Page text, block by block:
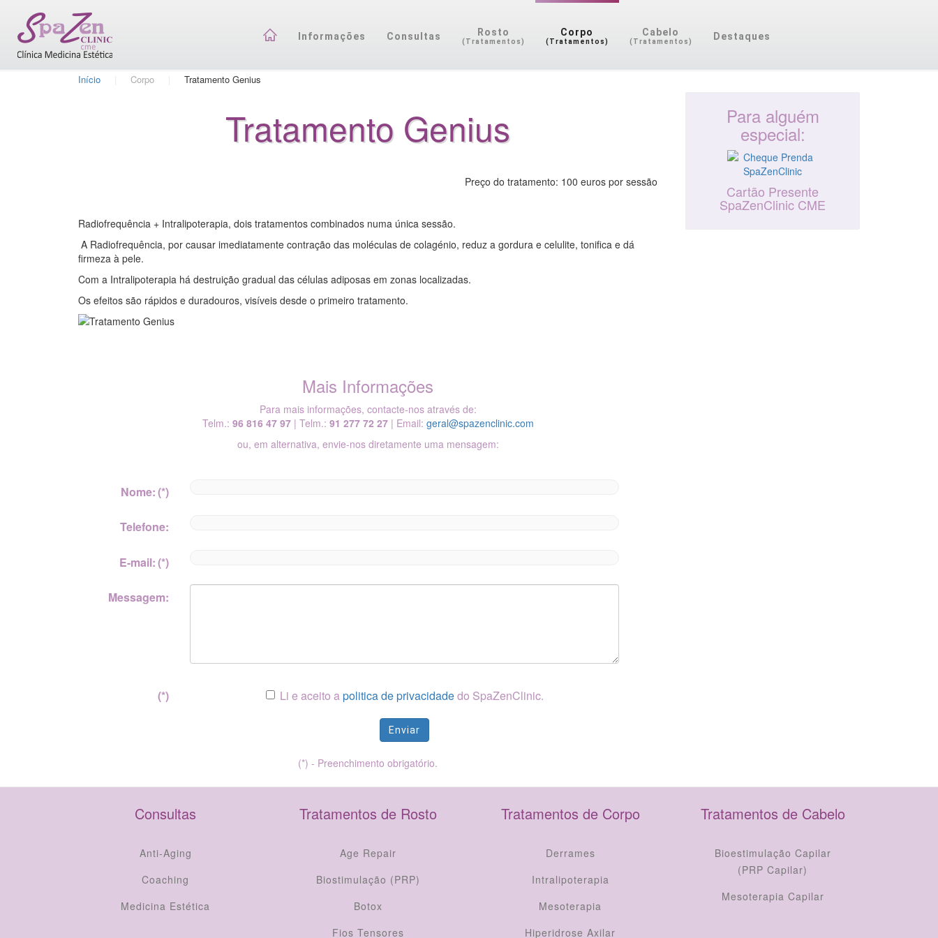
Informações Consultas Rosto
(Tratamentos)
Corpo
(Tratamentos)
Cabelo
(Tratamentos) Destaques
Início Corpo Tratamento Genius
Tratamento Genius
Preço do tratamento: 100 euros por sessão
Radiofrequência + Intralipoterapia, dois tratamentos combinados numa única sessão.
A Radiofrequência, por causar imediatamente contração das moléculas de colagénio, reduz a gordura e celulite, tonifica e dá
firmeza à pele.
Com a Intralipoterapia há destruição gradual das células adiposas em zonas localizadas.
Os efeitos são rápidos e duradouros, visíveis desde o primeiro tratamento.
Mais Informações
Para mais informações, contacte-nos através de:
Telm.: 96 816 47 97| Telm.: 91 277 72 27| Email: geral@spazenclinic.com
ou, em alternativa, envie-nos diretamente uma mensagem:
Nome:(*)
Telefone:
E-mail:(*)
Messagem:
(*) Li e aceito apolitica de privacidadedo SpaZenClinic.
Enviar
(*) - Preenchimento obrigatório.
Para alguém
especial:
Cartão Presente
SpaZenClinic CME
Consultas
Anti-Aging
Coaching
Medicina Estética
Tratamentos de Rosto
Age Repair
Biostimulação (PRP)
Botox
Fios Tensores
Tratamentos de Corpo
Derrames
Intralipoterapia
Mesoterapia
Hiperidrose Axilar
Tratamentos de Cabelo
Bioestimulação Capilar
(PRP Capilar)
Mesoterapia Capilar